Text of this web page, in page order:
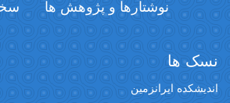
نوشتارها و پژوهش ها
نسک ها
اندیشکده ایرانزمین